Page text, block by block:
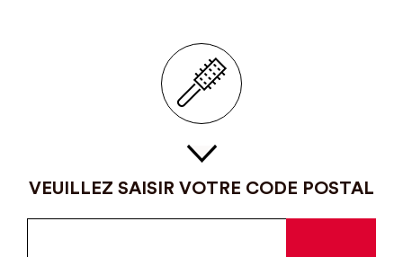
VEUILLEZ SAISIR VOTRE CODE POSTAL